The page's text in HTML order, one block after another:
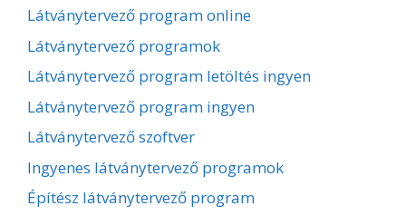
Látványtervező program online
Látványtervező programok
Látványtervező program letöltés ingyen
Látványtervező program ingyen
Látványtervező szoftver
Ingyenes látványtervező programok
Építész látványtervező program